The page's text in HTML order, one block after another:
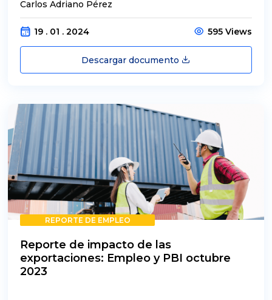
Carlos Adriano Pérez
19 . 01 . 2024 595 Views
Descargar documento
REPORTE DE EMPLEO
Reporte de impacto de las
exportaciones: Empleo y PBI octubre
2023